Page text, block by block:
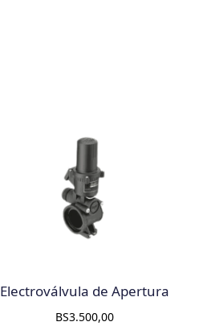
Electroválvula de Apertura
BS3.500,00